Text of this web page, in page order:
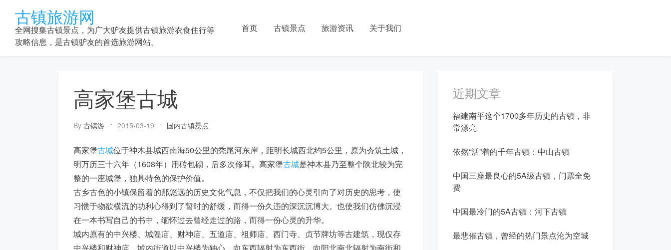
content
古镇旅游网
全网搜集古镇景点，为广大驴友提供古镇旅游衣食住行等
攻略信息，是古镇驴友的首选旅游网站。
首页 古镇景点 旅游资讯 关于我们
高家堡古城
By 古镇游 2015-03-19 国内古镇景点
高家堡古城位于神木县城西南海50公里的秃尾河东岸，距明长城西北约5公里，原为夯筑土城，
明万历三十六年（1608年）用砖包砌，后多次修茸。高家堡古城是神木县乃至整个陕北较为完
整的一座城堡，独具特色的保护价值。
古乡古色的小镇保留着的那悠远的历史文化气息，不仅把我们的心灵引向了对历史的思考，使
习惯于物欲横流的功利心得到了暂时的舒缓，而得一份久违的深沉沉博大。也使我们仿佛沉浸
在一本书写自己的书中，缅怀过去曾经走过的路，而得一份心灵的升华。
城内原有的中兴楼、城隍庙、财神庙、五道庙、祖师庙、西门寺、贞节牌坊等古建筑，现仅存
近期文章
福建南平这个1700多年历史的古镇，非
常漂亮
依然“活”着的千年古镇：中山古镇
中国三座最良心的5A级古镇，门票全免
费
中国最冷门的5A古镇：河下古镇
最悲催古镇，曾经的热门景点沦为空城